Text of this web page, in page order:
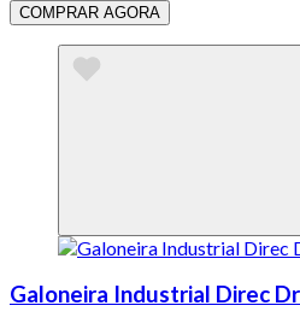
COMPRAR AGORA
Galoneira Industrial Direc